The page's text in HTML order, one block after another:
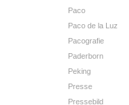
Paco
Paco de la Luz
Pacografie
Paderborn
Peking
Presse
Pressebild